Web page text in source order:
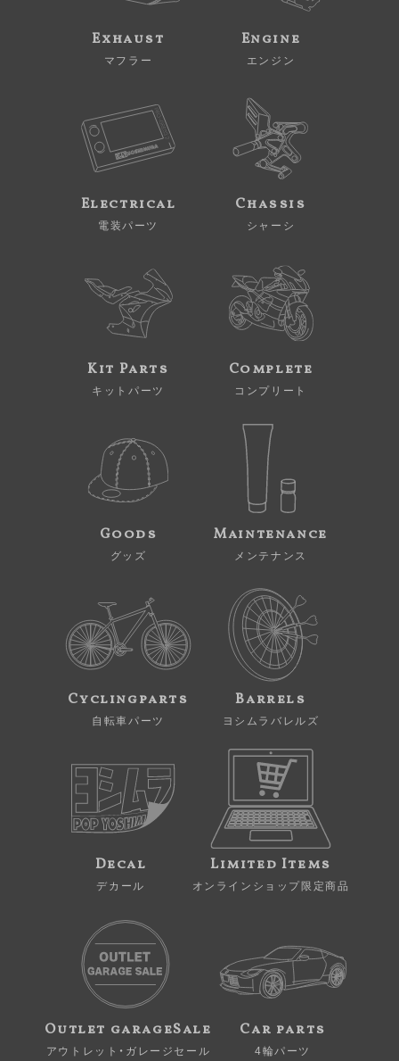
Exhaust
マフラー
Engine
エンジン
Electrical
電装パーツ
Chassis
シャーシ
Kit Parts
キットパーツ
Complete
コンプリート
Goods
グッズ
Maintenance
メンテナンス
Cyclingparts
自転車パーツ
Barrels
ヨシムラバレルズ
Decal
デカール
Limited Items
オンラインショップ限定商品
Outlet garageSale
アウトレット・ガレージセール
Car parts
4輪パーツ